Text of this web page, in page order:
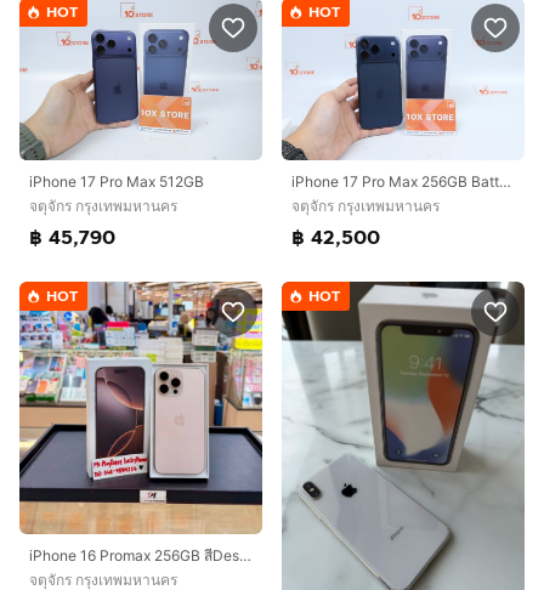
HOT
iPhone 17 Pro Max 512GB
จตุจักร กรุงเทพมหานคร
฿ 45,790
HOT
iPhone 17 Pro Max 256GB Batt100 03.2027
จตุจักร กรุงเทพมหานคร
฿ 42,500
HOT
iPhone 16 Promax 256GB สีDesert สวยมากๆ
จตุจักร กรุงเทพมหานคร
HOT